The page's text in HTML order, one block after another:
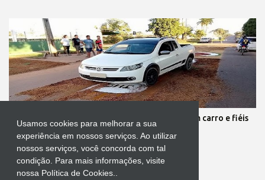
Usamos cookies para melhorar a sua
experiência em nossos serviços. Ao utilizar
nossos serviços, você concorda com tal
condição. Para mais informações, visite
nossa Política de Cookies..
Protestante destrói tapete de Corpus Christi com carro e fiéis
se revoltam